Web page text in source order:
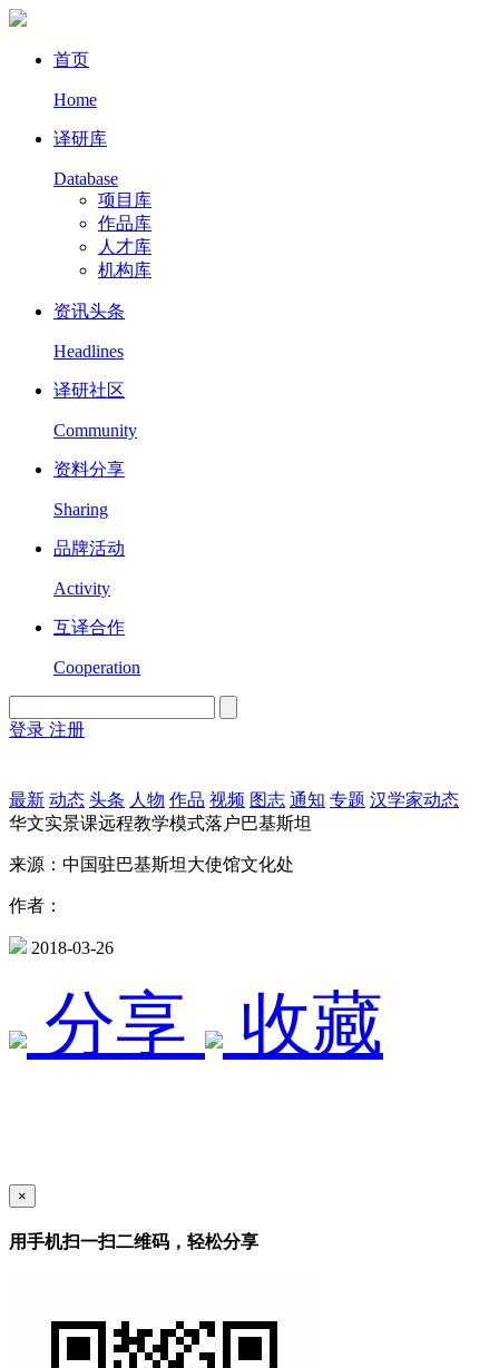
首页
Home
译研库
Database
项目库
作品库
人才库
机构库
资讯头条
Headlines
译研社区
Community
资料分享
Sharing
品牌活动
Activity
互译合作
Cooperation
登录 注册
最新 动态 头条 人物 作品 视频 图志 通知 专题 汉学家动态
华文实景课远程教学模式落户巴基斯坦
来源：中国驻巴基斯坦大使馆文化处
作者：
2018-03-26
分享 收藏
×
用手机扫一扫二维码，轻松分享